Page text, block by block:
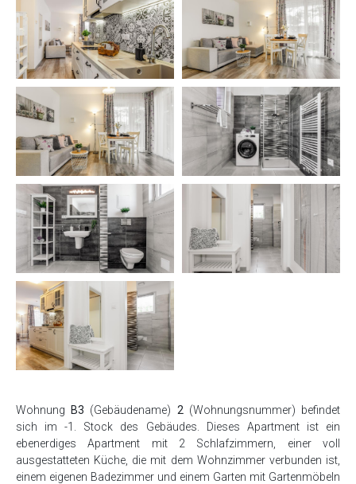
Wohnung B3 (Gebäudename) 2 (Wohnungsnummer) befindet
sich im -1. Stock des Gebäudes. Dieses Apartment ist ein
ebenerdiges Apartment mit 2 Schlafzimmern, einer voll
ausgestatteten Küche, die mit dem Wohnzimmer verbunden ist,
einem eigenen Badezimmer und einem Garten mit Gartenmöbeln